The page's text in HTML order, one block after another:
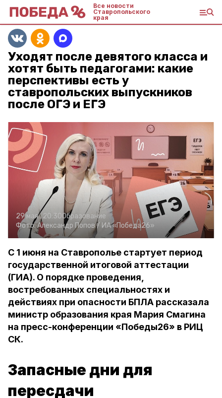
Все новости
Ставропольского
края
Уходят после девятого класса и
хотят быть педагогами: какие
перспективы есть у
ставропольских выпускников
после ОГЭ и ЕГЭ
29 мая , 20:30Образование
Фото:Александр Попов / ИА «Победа26»
С 1 июня на Ставрополье стартует период
государственной итоговой аттестации
(ГИА). О порядке проведения,
востребованных специальностях и
действиях при опасности БПЛА рассказала
министр образования края Мария Смагина
на пресс-конференции «Победы26» в РИЦ
СК.
Запасные дни для
пересдачи